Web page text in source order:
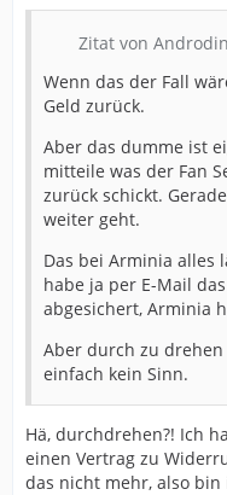
Zitat von
Wenn das der Fall
Geld zurück.
Aber das dumme ist
mitteile was der Fan
zurück schickt.
weiter geht.
Das bei Arminia alles
habe ja per E-Mail
abgesichert, Arminia
Aber durch zu
einfach kein Sinn.
Hä, durchdrehen?! Ich
einen Vertrag zu
das nicht mehr, also